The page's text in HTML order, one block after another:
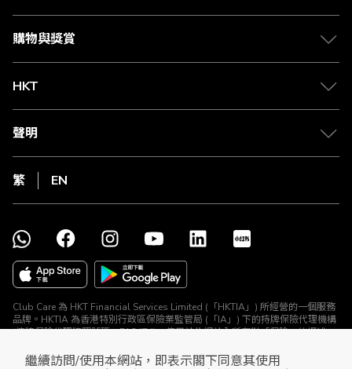
繼續訪問/使用本網站，即表示閣下同意其使用
購物與獎賞
HKT
聲明
繁 EN
Club Care 為 HKT Financial Services Limited (「HKTIA」) 所經營的一個服務
品牌。HKTIA 為香港特別行政區保險業監管局 (「IA」) 下的持牌保險代理機構
(持牌保險代理牌照號碼：FA2474)。使用於此網站內所有對「保險」的提述、
(「The Club」) 、The Club Travel Services Limited (「Club Travel」) 及香港